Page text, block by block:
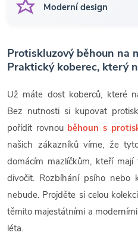
Moderní design
Protiskluzový běhoun na
Praktický koberec, který
Už máte dost koberců, které
Bez nutnosti si kupovat
pořídit rovnou běhoun s
našich zákazníků víme, že
domácím mazlíčkům, kteří
divočit. Rozbíhání psího nebo
nebude. Projděte si celou kolekci
těmito majestátními a
léta.